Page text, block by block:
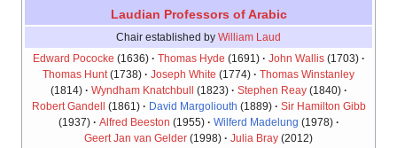
Laudian Professors of Arabic
Chair established by William Laud
Edward Pococke (1636) Thomas Hyde (1691) John Wallis(1703)
Thomas Hunt(1738) Joseph White (1774)
Thomas Winstanley
(1814)
Wyndham Knatchbull (1823) Stephen Reay(1840)
Robert Gandell
(1861) David Margoliouth (1889)
Sir Hamilton Gibb
(1937)
Alfred Beeston (1955) Wilferd Madelung (1978)
Geert Jan van Gelder (1998) Julia Bray (2012)